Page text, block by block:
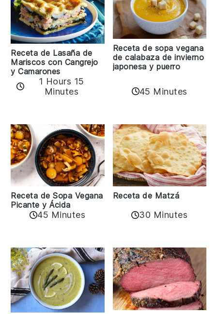
Receta de Lasaña de
Mariscos con Cangrejo
y Camarones
1 Hours 15
Minutes
Receta de sopa vegana
de calabaza de invierno
japonesa y puerro
45 Minutes
Receta de Sopa Vegana
Picante y Ácida
45 Minutes
Receta de Matzá
30 Minutes